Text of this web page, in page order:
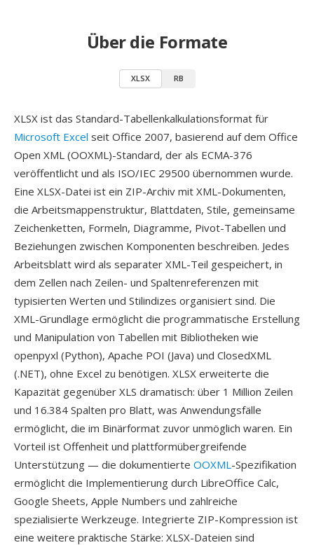
Über die Formate
XLSX RB
XLSX ist das Standard-Tabellenkalkulationsformat für
Microsoft Excel seit Office 2007, basierend auf dem Office
Open XML (OOXML)-Standard, der als ECMA-376
veröffentlicht und als ISO/IEC 29500 übernommen wurde.
Eine XLSX-Datei ist ein ZIP-Archiv mit XML-Dokumenten,
die Arbeitsmappenstruktur, Blattdaten, Stile, gemeinsame
Zeichenketten, Formeln, Diagramme, Pivot-Tabellen und
Beziehungen zwischen Komponenten beschreiben. Jedes
Arbeitsblatt wird als separater XML-Teil gespeichert, in
dem Zellen nach Zeilen- und Spaltenreferenzen mit
typisierten Werten und Stilindizes organisiert sind. Die
XML-Grundlage ermöglicht die programmatische Erstellung
und Manipulation von Tabellen mit Bibliotheken wie
openpyxl (Python), Apache POI (Java) und ClosedXML
(.NET), ohne Excel zu benötigen. XLSX erweiterte die
Kapazität gegenüber XLS dramatisch: über 1 Million Zeilen
und 16.384 Spalten pro Blatt, was Anwendungsfälle
ermöglicht, die im Binärformat zuvor unmöglich waren. Ein
Vorteil ist Offenheit und plattformübergreifende
Unterstützung — die dokumentierte OOXML-Spezifikation
ermöglicht die Implementierung durch LibreOffice Calc,
Google Sheets, Apple Numbers und zahlreiche
spezialisierte Werkzeuge. Integrierte ZIP-Kompression ist
eine weitere praktische Stärke: XLSX-Dateien sind